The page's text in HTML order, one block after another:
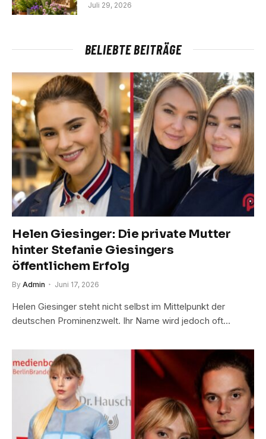
Juli 29, 2026
BELIEBTE BEITRÄGE
Helen Giesinger: Die private Mutter
hinter Stefanie Giesingers
öffentlichem Erfolg
By Admin Juni 17, 2026
Helen Giesinger steht nicht selbst im Mittelpunkt der
deutschen Prominenzwelt. Ihr Name wird jedoch oft…